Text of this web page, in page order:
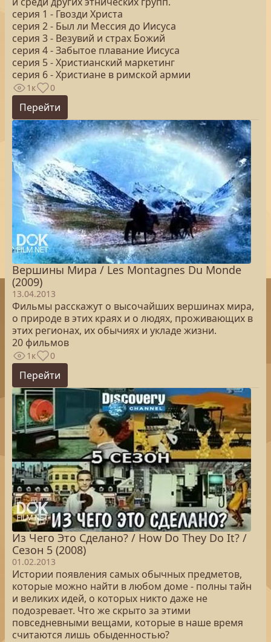
серия 1 - Гвозди Христа
серия 2 - Был ли Мессия до Иисуса
серия 3 - Везувий и страх Божий
серия 4 - Забытое плавание Иисуса
серия 5 - Христианский маркетинг
серия 6 - Христиане в римской армии
1к 0
Перейти
Вершины Мира / Les Montagnes Du Monde
(2009)
13.04.2013
Фильмы расскажут о высочайших вершинах мира,
о природе в этих краях и о людях, проживающих в
этих регионах, их обычиях и укладе жизни.
20 фильмов
1к 0
Перейти
Из Чего Это Сделано? / How Do They Do It? /
Сезон 5 (2008)
01.02.2013
Истории появления самых обычных предметов,
которые можно найти в любом доме - полны тайн
и великих идей, о которых никто даже не
подозревает. Что же скрыто за этими
повседневными вещами, которые в наше время
считаются лишь обыденностью?